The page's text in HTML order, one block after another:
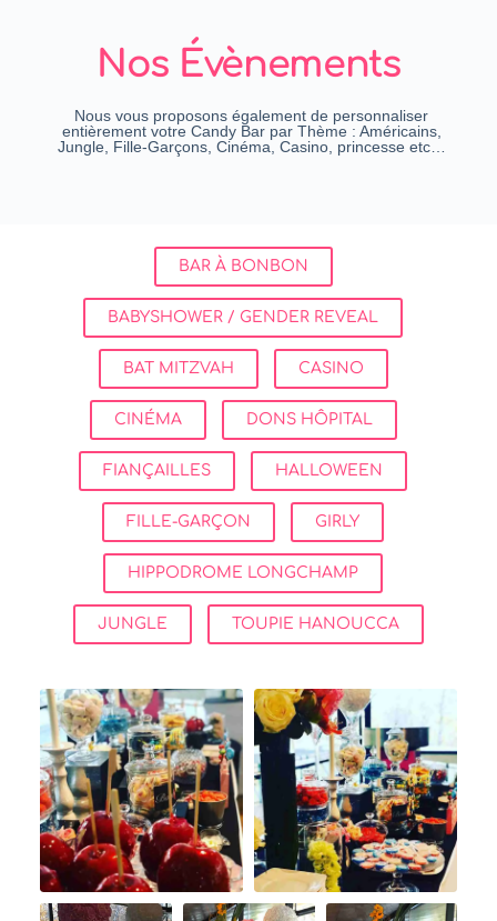
Nos Évènements
Nous vous proposons également de personnaliser
entièrement votre Candy Bar par Thème : Américains,
Jungle, Fille-Garçons, Cinéma, Casino, princesse etc…
BAR À BONBON
BABYSHOWER / GENDER REVEAL
BAT MITZVAH CASINO
CINÉMA DONS HÔPITAL
FIANÇAILLES HALLOWEEN
FILLE-GARÇON GIRLY
HIPPODROME LONGCHAMP
JUNGLE TOUPIE HANOUCCA